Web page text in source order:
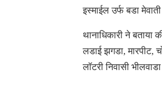
इस्माईल उर्फ बडा
थानाधिकारी ने बताया
लडाई झगडा, मारपीट,
लॉटरी निवासी